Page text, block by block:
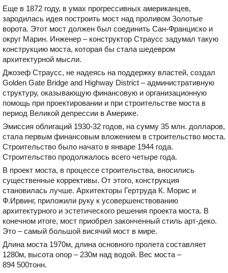
Еще в 1872 году, в умах прогрессивных американцев,
зародилась идея построить мост над проливом Золотые
ворота. Этот мост должен был соединить Сан-Франциско и
округ Марин. Инженер – конструктор Страусс задумал такую
конструкцию моста, которая бы стала шедевром
архитектурной мысли.
Джозеф Страусс, не надеясь на поддержку властей, создал
Golden Gate Bridge and Highway District – административную
структуру, оказывающую финансовую и организационную
помощь при проектировании и при строительстве моста в
период Великой депрессии в Америке.
Эмиссия облигаций 1930-32 годов, на сумму 35 млн. долларов,
стала первым финансовым вложением в строительство моста.
Строительство было начато в январе 1944 года.
Строительство продолжалось всего четыре года.
В проект моста, в процессе строительства, вносились
существенные коррективы. От этого, конструкция
становилась лучше. Архитекторы Гертруда К. Морис и
Ф.Ирвинг, приложили руку к усовершенствованию
архитектурного и эстетического решения проекта моста. В
конечном итоге, мост приобрел законченный стиль арт-деко.
Это – самый большой висячий мост в мире.
Длина моста 1970м, длина основного пролета составляет
1280м, высота опор – 230м над водой. Вес моста –
894 500тонн.